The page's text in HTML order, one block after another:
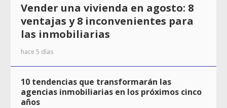
Vender una vivienda en agosto: 8
ventajas y 8 inconvenientes para
las inmobiliarias
hace 5 días
10 tendencias que transformarán las
agencias inmobiliarias en los próximos cinco
años